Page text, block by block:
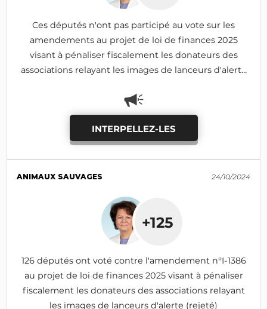
Ces députés n'ont pas participé au vote sur les
amendements au projet de loi de finances 2025
visant à pénaliser fiscalement les donateurs des
associations relayant les images de lanceurs d'alerte
INTERPELLEZ-LES
ANIMAUX SAUVAGES 24/10/2024
+125
126 députés ont voté contre l'amendement n°I-1386
au projet de loi de finances 2025 visant à pénaliser
fiscalement les donateurs des associations relayant
les images de lanceurs d'alerte (rejeté)